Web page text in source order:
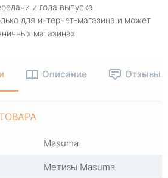
и года выпуска
для интернет-магазина и может
магазинах
Описание Отзывы
Masuma
Метизы Masuma